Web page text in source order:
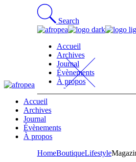
Search
Accueil
Archives
Journal
Évènements
À propos
Accueil
Archives
Journal
Évènements
À propos
HomeBoutiqueLifestyle